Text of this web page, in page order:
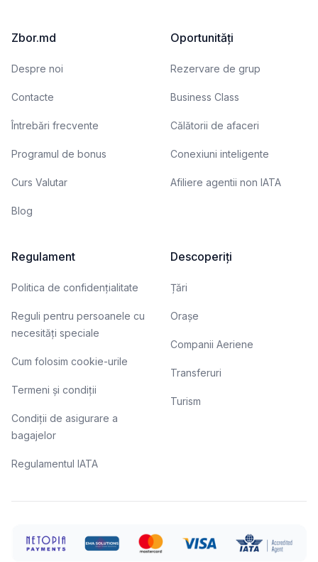
Zbor.md
Despre noi
Contacte
Întrebări frecvente
Programul de bonus
Curs Valutar
Blog
Oportunități
Rezervare de grup
Business Class
Călătorii de afaceri
Conexiuni inteligente
Afiliere agentii non IATA
Regulament
Politica de confidențialitate
Reguli pentru persoanele cu
necesități speciale
Cum folosim cookie-urile
Termeni și condiții
Condiții de asigurare a
bagajelor
Regulamentul IATA
Descoperiți
Țări
Orașe
Companii Aeriene
Transferuri
Turism